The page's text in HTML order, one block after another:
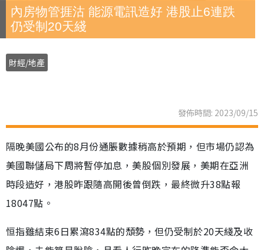
內房物管捱沽 能源電訊造好 港股止6連跌
仍受制20天綫
財經/地產
發佈時間: 2023/09/15
隔晚美國公布的8月份通脹數據稍高於預期，但市場仍認為
美國聯儲局下周將暫停加息，美股個別發展，美期在亞洲
時段造好，港股昨跟隨高開後曾倒跌，最終微升38點報
18047點。
恒指雖結束6日累瀉834點的頹勢，但仍受制於20天綫及收